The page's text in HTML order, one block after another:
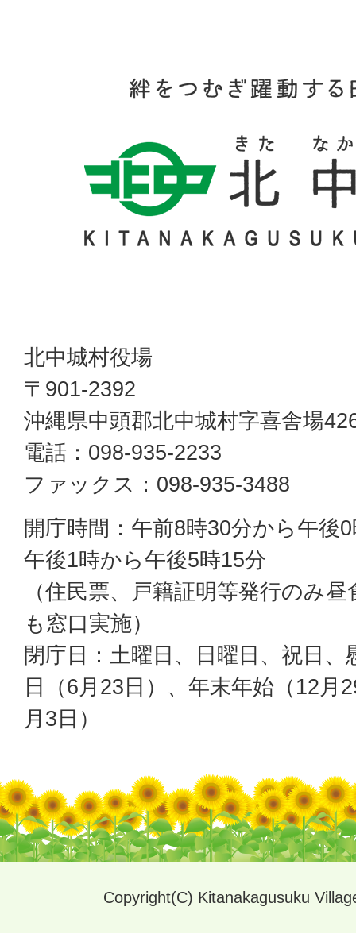
北中城村役場
〒901-2392
沖縄県中頭郡北中城村字喜舎場
電話：098-935-2233
ファックス：098-935-3488
開庁時間：午前8時30分から午後
午後1時から午後5時15分
（住民票、戸籍証明等発行のみ昼
も窓口実施）
閉庁日：土曜日、日曜日、祝日、
日（6月23日）、年末年始（12月
月3日）
Copyright(C) Kitanakagusuku